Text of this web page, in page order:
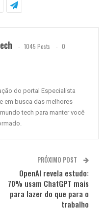
1045 Posts
0
do portal Especialista
em busca das melhores
tech para manter você
PRÓXIMO POST
OpenAI revela estudo:
70% usam ChatGPT mais
para lazer do que para o
trabalho